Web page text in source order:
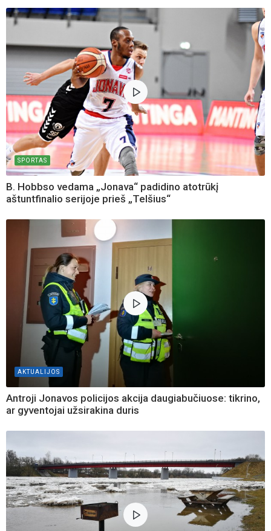
SPORTAS
B. Hobbso vedama „Jonava“ padidino atotrūkį
aštuntfinalio serijoje prieš „Telšius“
AKTUALIJOS
Antroji Jonavos policijos akcija daugiabučiuose: tikrino,
ar gyventojai užsirakina duris